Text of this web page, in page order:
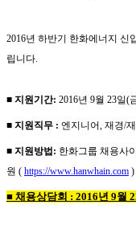
2016년 하반기 한화에너지 신
립니다.
■ 지원기간: 2016년 9월 23일(
■ 지원직무 : 엔지니어, 재경/
■ 지원방법: 한화그룹 채용사
원 ( https://www.hanwhain.com )
■ 채용상담회 : 2016년 9월